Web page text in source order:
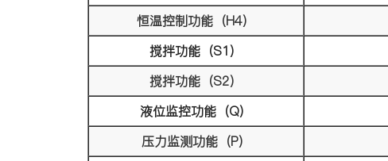
恒温控制功能（H4）
搅拌功能（S1）
搅拌功能（S2）
液位监控功能（Q）
压力监测功能（P）